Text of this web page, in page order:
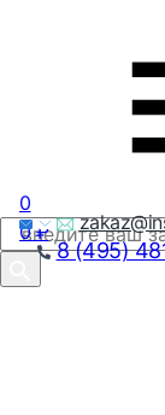
8 (495)
0
0₽